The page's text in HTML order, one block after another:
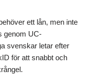
ett lån, men inte
genom UC-
svenskar letar efter
för att snabbt och